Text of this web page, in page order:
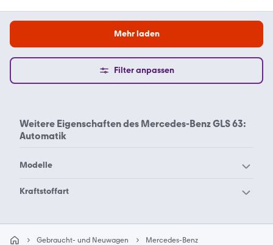
Mehr laden
Filter anpassen
Weitere Eigenschaften des Mercedes-Benz GLS 63:
Automatik
Modelle
Mercedes-Benz 190
Mercedes-Benz 240
Mercedes-Benz 250
Kraftstoffart
Gebraucht- und Neuwagen Mercedes-Benz